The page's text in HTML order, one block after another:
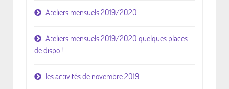
Ateliers mensuels 2019/2020
Ateliers mensuels 2019/2020 quelques places
de dispo !
les activités de novembre 2019